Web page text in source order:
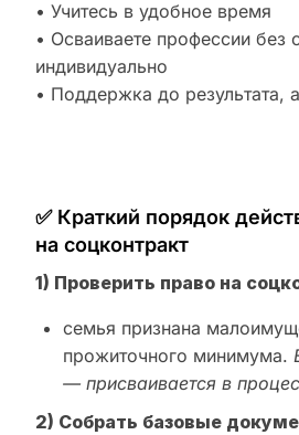
• Учитесь в удобное время
• Осваиваете профессии без
индивидуально
• Поддержка до результата,
✅ Краткий порядок
на соцконтракт
1) Проверить право на
семья признана
прожиточного минимума.
— присваивается в
2) Собрать базовые